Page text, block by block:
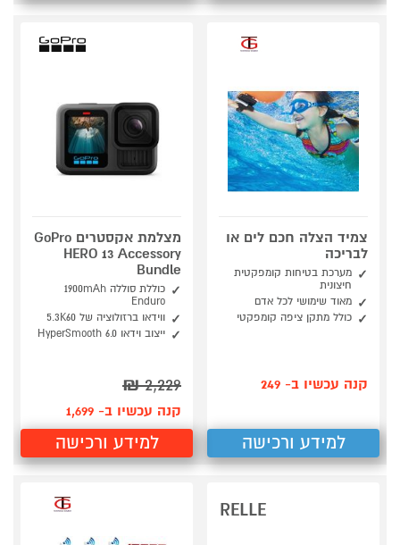
צמיד הצלה חכם לים או
לבריכה
מערכת בטיחות קומפקטית
חיצונית
מאוד שימושי לכל אדם
כולל מתקן ציפה קומפקטי
קנה עכשיו ב- 249
למידע ורכישה
מצלמת אקסטרים GoPro
HERO 13 Accessory
Bundle
כוללת סוללה 1900mAh
Enduro
ווידאו ברזולוציה של 5.3K60
ייצוב וידאו HyperSmooth 6.0
2,229
₪
קנה עכשיו ב- 1,699
למידע ורכישה
RELLE